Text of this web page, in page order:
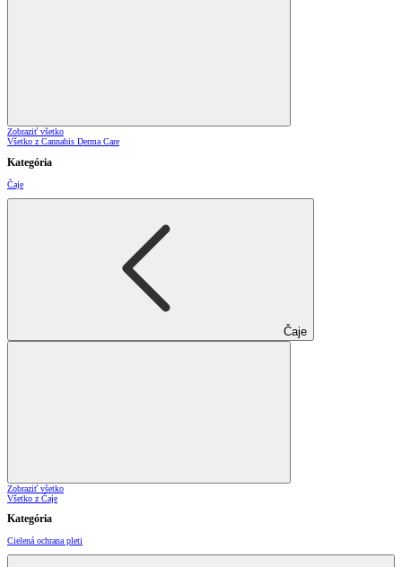
Zobraziť všetko
Všetko z Cannabis Derma Care
Kategória
Čaje
Čaje
Zobraziť všetko
Všetko z Čaje
Kategória
Cielená ochrana pleti